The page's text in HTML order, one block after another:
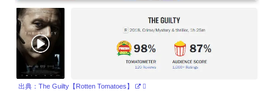
出典：The Guilty【Rotten Tomatoes】